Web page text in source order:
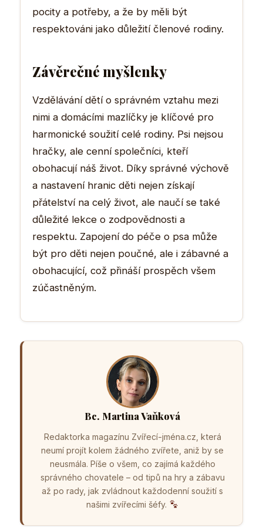
pocity a potřeby, a že by měli být
respektováni jako důležití členové rodiny.
Závěrečné myšlenky
Vzdělávání dětí o správném vztahu mezi
nimi a domácími mazlíčky je klíčové pro
harmonické soužití celé rodiny. Psi nejsou
hračky, ale cenní společníci, kteří
obohacují náš život. Díky správné výchově
a nastavení hranic děti nejen získají
přátelství na celý život, ale naučí se také
důležité lekce o zodpovědnosti a
respektu. Zapojení do péče o psa může
být pro děti nejen poučné, ale i zábavné a
obohacující, což přináší prospěch všem
zúčastněným.
Bc. Martina Vaňková
Redaktorka magazínu Zvířecí-jména.cz, která
neumí projít kolem žádného zvířete, aniž by se
neusmála. Píše o všem, co zajímá každého
správného chovatele – od tipů na hry a zábavu
až po rady, jak zvládnout každodenní soužití s
našimi zvířecími šéfy.